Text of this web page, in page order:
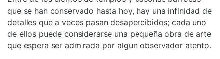
que se han conservado hasta hoy, hay una infinidad de
detalles que a veces pasan desapercibidos; cada uno
de ellos puede considerarse una pequeña obra de arte
que espera ser admirada por algun observador atento.